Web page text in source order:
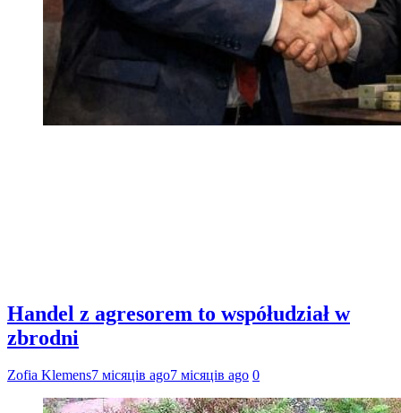
Handel z agresorem to współudział w
zbrodni
Zofia Klemens7 місяців ago7 місяців ago 0